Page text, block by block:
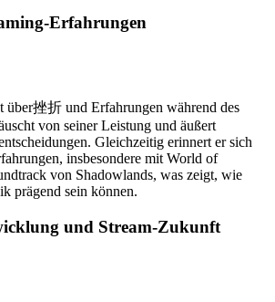
Erfahrungen
über挫折 und Erfahrungen während des
von seiner Leistung und äußert
Gleichzeitig erinnert er sich
insbesondere mit World of
von Shadowlands, was zeigt, wie
prägend sein können.
und Stream-Zukunft